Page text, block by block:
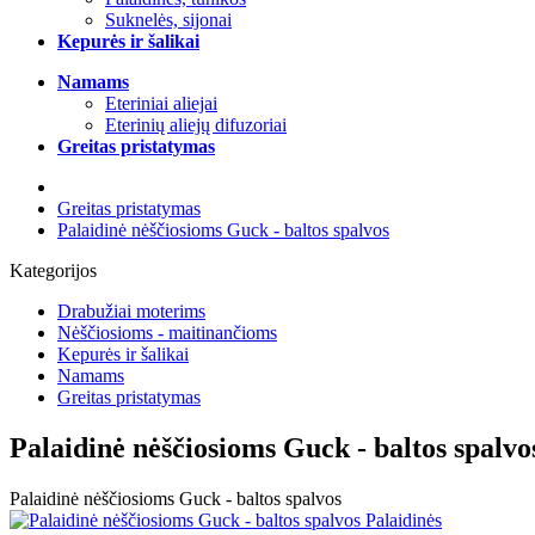
Suknelės, sijonai
Kepurės ir šalikai
Namams
Eteriniai aliejai
Eterinių aliejų difuzoriai
Greitas pristatymas
Greitas pristatymas
Palaidinė nėščiosioms Guck - baltos spalvos
Kategorijos
Drabužiai moterims
Nėščiosioms - maitinančioms
Kepurės ir šalikai
Namams
Greitas pristatymas
Palaidinė nėščiosioms Guck - baltos
Palaidinė nėščiosioms Guck - baltos spalvos